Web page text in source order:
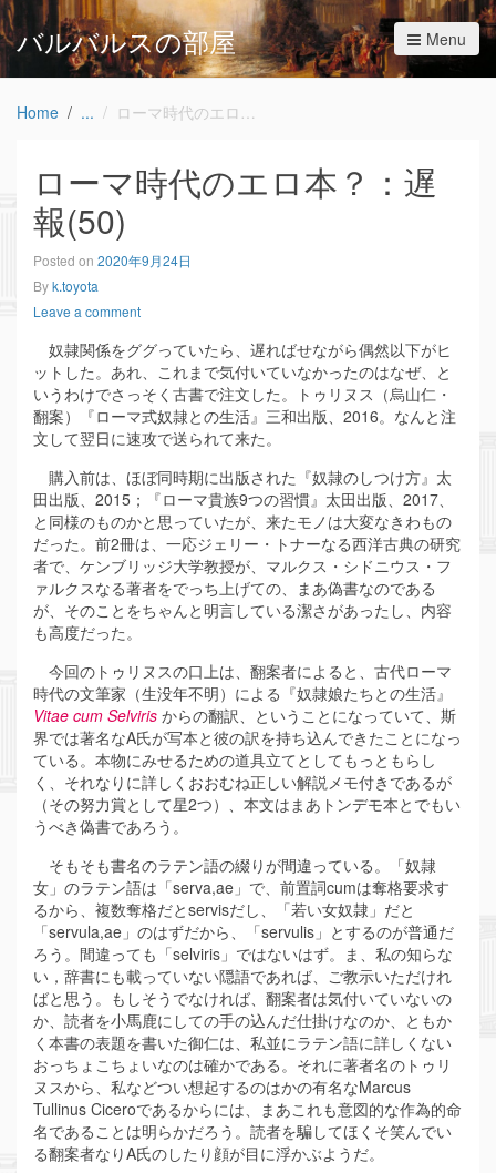
バルバルスの部屋 Menu
Home ローマ時代のエロ本？：遅報(50)
ローマ時代のエロ本？：遅
報(50)
Posted on 2020年9月24日
Byk.toyota
Leave a comment
奴隷関係をググっていたら、遅ればせながら偶然以下がヒ
ットした。あれ、これまで気付いていなかったのはなぜ、と
いうわけでさっそく古書で注文した。トゥリヌス（烏山仁・
翻案）『ローマ式奴隷との生活』三和出版、2016。なんと注
文して翌日に速攻で送られて来た。
購入前は、ほぼ同時期に出版された『奴隷のしつけ方』太
田出版、2015；『ローマ貴族9つの習慣』太田出版、2017、
と同様のものかと思っていたが、来たモノは大変なきわもの
だった。前2冊は、一応ジェリー・トナーなる西洋古典の研究
者で、ケンブリッジ大学教授が、マルクス・シドニウス・フ
ァルクスなる著者をでっち上げての、まあ偽書なのである
が、そのことをちゃんと明言している潔さがあったし、内容
も高度だった。
今回のトゥリヌスの口上は、翻案者によると、古代ローマ
時代の文筆家（生没年不明）による『奴隷娘たちとの生活』
Vitae cum Selviris からの翻訳、ということになっていて、斯
界では著名なA氏が写本と彼の訳を持ち込んできたことになっ
ている。本物にみせるための道具立てとしてもっともらし
く、それなりに詳しくおおむね正しい解説メモ付きであるが
（その努力賞として星2つ）、本文はまあトンデモ本とでもい
うべき偽書であろう。
そもそも書名のラテン語の綴りが間違っている。「奴隷
女」のラテン語は「serva,ae」で、前置詞cumは奪格要求す
るから、複数奪格だとservisだし、「若い女奴隷」だと
「servula,ae」のはずだから、「servulis」とするのが普通だ
ろう。間違っても「selviris」ではないはず。ま、私の知らな
い，辞書にも載っていない隠語であれば、ご教示いただけれ
ばと思う。もしそうでなければ、翻案者は気付いていないの
か、読者を小馬鹿にしての手の込んだ仕掛けなのか、ともか
く本書の表題を書いた御仁は、私並にラテン語に詳しくない
おっちょこちょいなのは確かである。それに著者名のトゥリ
ヌスから、私などつい想起するのはかの有名なMarcus
Tullinus Ciceroであるからには、まあこれも意図的な作為的命
名であることは明らかだろう。読者を騙してほくそ笑んでい
る翻案者なりA氏のしたり顔が目に浮かぶようだ。